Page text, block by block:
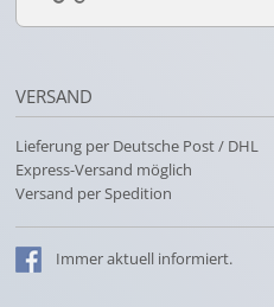
VERSAND
Lieferung per Deutsche Post / DHL
Express-Versand möglich
Versand per Spedition
Immeraktuell informiert.